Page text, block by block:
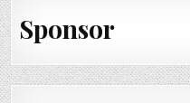
Sponsor